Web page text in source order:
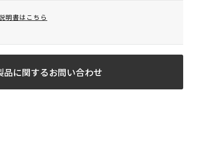
明書はこちら
品に関するお問い合わせ